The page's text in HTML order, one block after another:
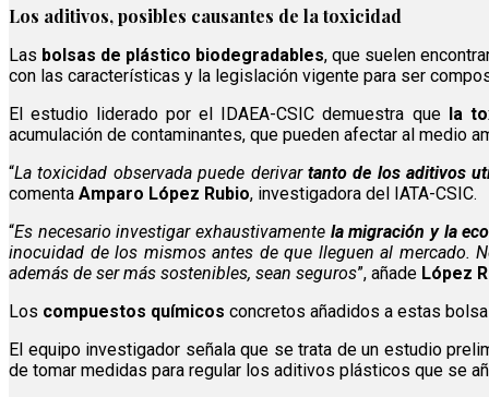
Los aditivos, posibles causantes de la toxicidad
Las bolsas de plástico biodegradables, que suelen
con las características y la legislación vigente para ser
El estudio liderado por el IDAEA-CSIC demuestra quela
acumulación de contaminantes, que pueden afectar al medio
“La toxicidad observada puede derivartanto de los aditivos
comenta Amparo López Rubio, investigadora del IATA-CSIC.
“Es necesario investigar exhaustivamente la migración y la
inocuidad de los mismos antes de que lleguen al mercado.
además de ser más sostenibles, sean seguros”, añade López
Los compuestos químicos concretos añadidos a estas
El equipo investigador señala que se trata de un estudio
de tomar medidas para regular los aditivos plásticos que se